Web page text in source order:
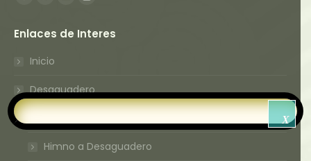
Facebook
opens
in
window
Twitter
opens
in
window
YouTube
opens
window
Instagram
opens
window
Enlaces de Interes
Inicio
Desaguadero
Himno a Desaguadero
X